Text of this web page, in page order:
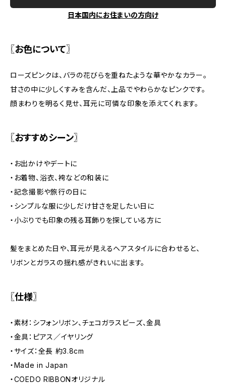
日本国内にお住まいの方向け
〖お色について〗
ローズピンクは、バラの花びらを重ねたような華やかなカラー。
甘さの中に少しくすみを含んだ、上品でやわらかなピンクです。
顔まわりを明るく見せ、耳元に可憐な印象を添えてくれます。
〖おすすめシーン〗
・お出かけやデートに
・お着物、浴衣、袴などの和装に
・記念撮影や旅行の日に
・シンプルな服に少しだけ甘さを足したい日に
・小ぶりでも印象の残る耳飾りを探している方に
髪をまとめた日や、耳元が見えるヘアスタイルに合わせると、
リボンとガラスの揺れ感がきれいに出ます。
〖仕様〗
・素材：シフォンリボン、チェコガラスビーズ、金具
・金具：ピアス／イヤリング
・サイズ：全長 約3.8cm
・Made in Japan
・COEDO RIBBONオリジナル